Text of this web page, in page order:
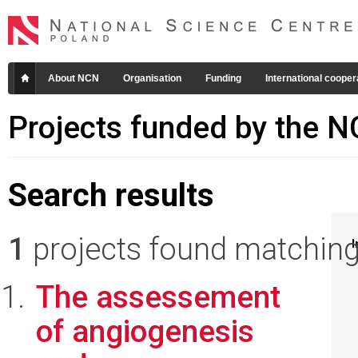
About NCN Organisation Funding International
Projects funded by the
Search results
1 projects found
The assessement
of angiogenesis